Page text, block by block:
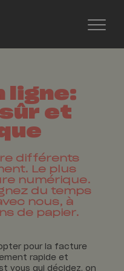
ligne:
et
différents
Le plus
numérique.
du temps
nous, à
de papier.
pour la facture
rapide et
vous qui décidez, on